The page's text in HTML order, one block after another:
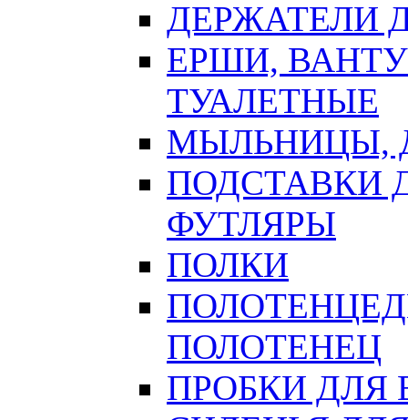
ДЕРЖАТЕЛИ
ЕРШИ,
ТУАЛЕТНЫЕ
МЫЛЬНИЦЫ,
ПОДСТАВКИ
ФУТЛЯРЫ
ПОЛКИ
ПОЛОТЕНЕЦ
ПРОБКИ ДЛЯ